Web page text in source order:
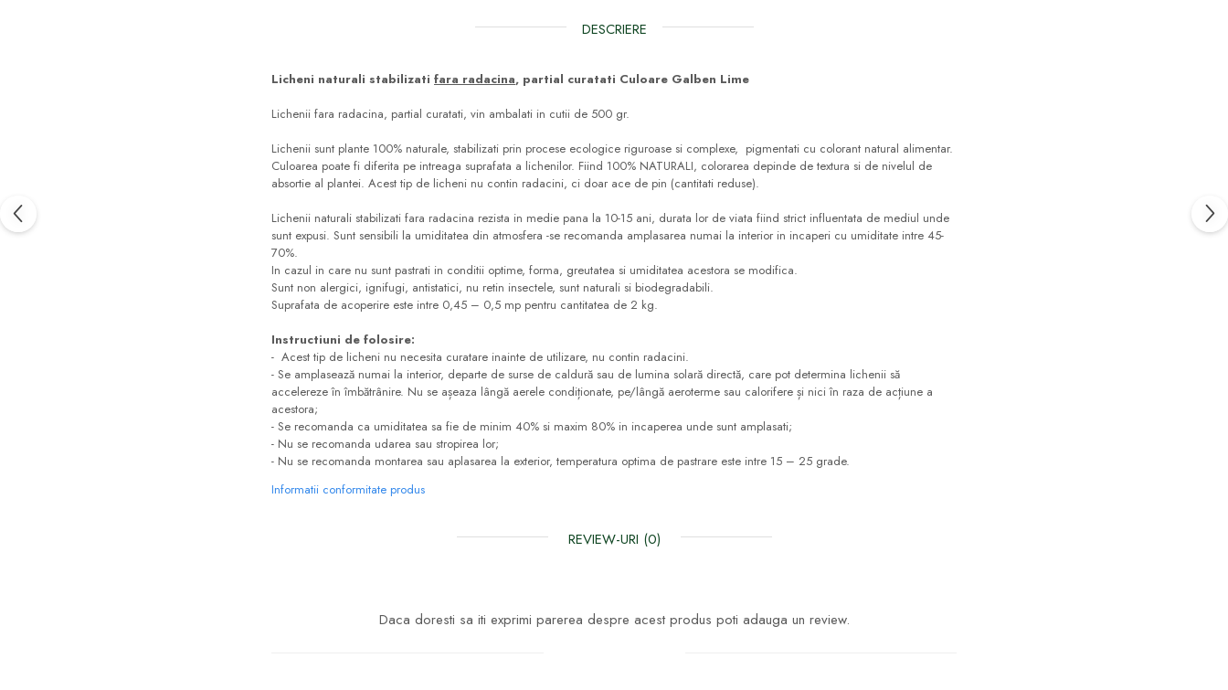
DESCRIERE
Licheni naturali stabilizati fara radacina, partial curatati Culoare Galben Lime
Lichenii fara radacina, partial curatati, vin ambalati in cutii de 500 gr.
Lichenii sunt plante 100% naturale, stabilizati prin procese ecologice riguroase si complexe, pigmentati cu colorant natural alimentar.
Culoarea poate fi diferita pe intreaga suprafata a lichenilor. Fiind 100% NATURALI, colorarea depinde de textura si de nivelul de
absortie al plantei. Acest tip de licheni nu contin radacini, ci doar ace de pin (cantitati reduse).
Lichenii naturali stabilizati fara radacina rezista in medie pana la 10-15 ani, durata lor de viata fiind strict influentata de mediul unde
sunt expusi. Sunt sensibili la umiditatea din atmosfera -se recomanda amplasarea numai la interior in incaperi cu umiditate intre 45-
70%.
In cazul in care nu sunt pastrati in conditii optime, forma, greutatea si umiditatea acestora se modifica.
Sunt non alergici, ignifugi, antistatici, nu retin insectele, sunt naturali si biodegradabili.
Suprafata de acoperire este intre 0,45 – 0,5 mp pentru cantitatea de 2 kg.
Instructiuni de folosire:
- Acest tip de licheni nu necesita curatare inainte de utilizare, nu contin radacini.
- Se amplasează numai la interior, departe de surse de caldură sau de lumina solară directă, care pot determina lichenii să
accelereze în îmbătrânire. Nu se așeaza lângă aerele condiționate, pe/lângă aeroterme sau calorifere și nici în raza de acțiune a
acestora;
- Se recomanda ca umiditatea sa fie de minim 40% si maxim 80% in incaperea unde sunt amplasati;
- Nu se recomanda udarea sau stropirea lor;
- Nu se recomanda montarea sau aplasarea la exterior, temperatura optima de pastrare este intre 15 – 25 grade.
Informatii conformitate produs
REVIEW-URI (0)
Daca doresti sa iti exprimi parerea despre acest produs poti adauga un review.